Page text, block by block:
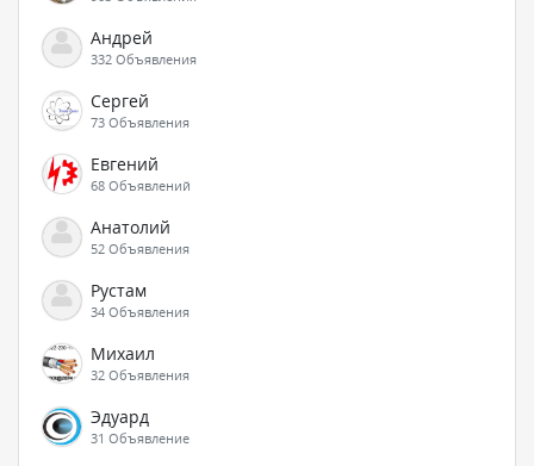
Андрей
332 Объявления
Сергей
73 Объявления
Евгений
68 Объявлений
Анатолий
52 Объявления
Рустам
34 Объявления
Михаил
32 Объявления
Эдуард
31 Объявление